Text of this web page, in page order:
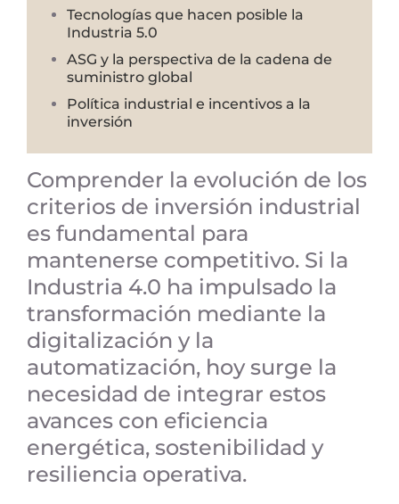
Tecnologías que hacen posible la
Industria 5.0
ASG y la perspectiva de la cadena de
suministro global
Política industrial e incentivos a la
inversión
Comprender la evolución de los
criterios de inversión industrial
es fundamental para
mantenerse competitivo. Si la
Industria 4.0 ha impulsado la
transformación mediante la
digitalización y la
automatización, hoy surge la
necesidad de integrar estos
avances con eficiencia
energética, sostenibilidad y
resiliencia operativa.